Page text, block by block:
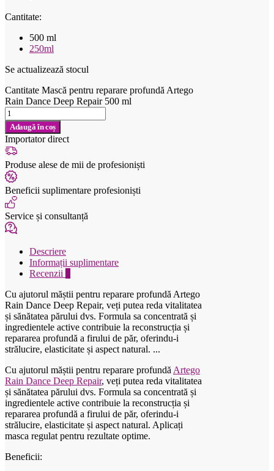
Cantitate:
500 ml
250ml
Se actualizează stocul
Cantitate Mască pentru reparare profundă Artego
Rain Dance Deep Repair 500 ml
Adaugă în coș
Importator direct
Produse alese de mii de profesioniști
Beneficii suplimentare profesioniști
Service și consultanță
Descriere
Informații suplimentare
Recenzii
Cu ajutorul măștii pentru reparare profundă Artego
Rain Dance Deep Repair, veți putea reda vitalitatea
și sănătatea părului dvs. Formula sa concentrată și
ingredientele active contribuie la reconstrucția și
repararea profundă a firului de păr, oferindu-i
strălucire, elasticitate și aspect natural. ...
Cu ajutorul măștii pentru reparare profundă Artego
Rain Dance Deep Repair, veți putea reda vitalitatea
și sănătatea părului dvs. Formula sa concentrată și
ingredientele active contribuie la reconstrucția și
repararea profundă a firului de păr, oferindu-i
strălucire, elasticitate și aspect natural. Aplicați
masca regulat pentru rezultate optime.
Beneficii: